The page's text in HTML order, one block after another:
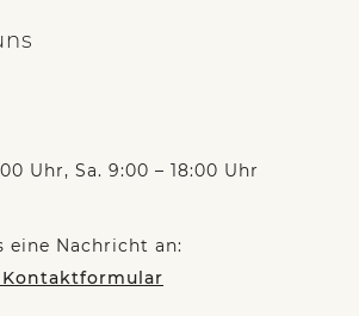
Uhr, Sa. 9:00 – 18:00 Uhr
eine Nachricht an:
Kontaktformular